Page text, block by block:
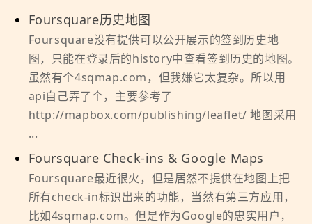
Foursquare历史地图
Foursquare没有提供可以公开展示的签到历史地
图，只能在登录后的history中查看签到历史的地图。
虽然有个4sqmap.com，但我嫌它太复杂。所以用
api自己弄了个，主要参考了
http://mapbox.com/publishing/leaflet/ 地图采用
...
Foursquare Check-ins & Google Maps
Foursquare最近很火，但是居然不提供在地图上把
所有check-in标识出来的功能，当然有第三方应用，
比如4sqmap.com。但是作为Google的忠实用户，